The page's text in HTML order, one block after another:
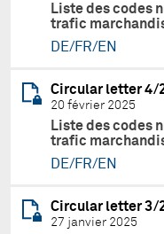
Liste des codes
trafic
DE/FR/EN
Circular letter 4/
20 février 2025
Liste des codes
trafic
DE/FR/EN
Circular letter 3/
27 janvier 2025